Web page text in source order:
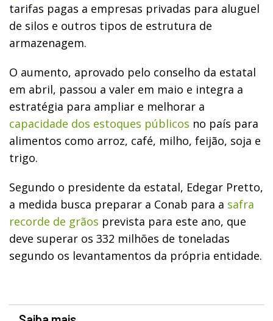
tarifas pagas a empresas privadas para aluguel
de silos e outros tipos de estrutura de
armazenagem.
O aumento, aprovado pelo conselho da estatal
em abril, passou a valer em maio e integra a
estratégia para ampliar e melhorar a
capacidade dos estoques públicos no país para
alimentos como arroz, café, milho, feijão, soja e
trigo.
Segundo o presidente da estatal, Edegar Pretto,
a medida busca preparar a Conab para a safra
recorde de grãos prevista para este ano, que
deve superar os 332 milhões de toneladas
segundo os levantamentos da própria entidade.